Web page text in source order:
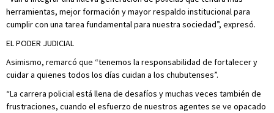
herramientas, mejor formación y mayor respaldo institucional para
cumplir con una tarea fundamental para nuestra sociedad”, expresó.
EL PODER JUDICIAL
Asimismo, remarcó que “tenemos la responsabilidad de fortalecer y
cuidar a quienes todos los días cuidan a los chubutenses”.
“La carrera policial está llena de desafíos y muchas veces también de
frustraciones, cuando el esfuerzo de nuestros agentes se ve opacado